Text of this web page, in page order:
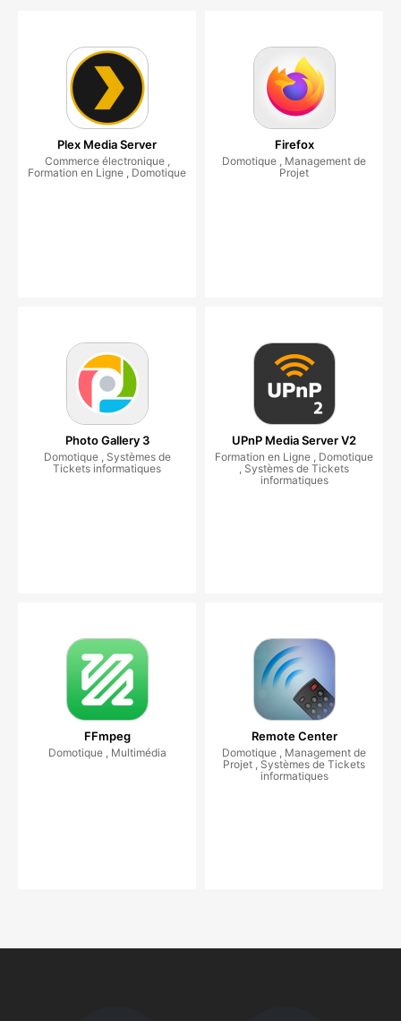
Plex Media Server
Commerce électronique ,
Formation en Ligne , Domotique
Firefox
Domotique , Management de
Projet
Photo Gallery 3
Domotique , Systèmes de
Tickets informatiques
UPnP Media Server V2
Formation en Ligne , Domotique
, Systèmes de Tickets
informatiques
FFmpeg
Domotique , Multimédia
Remote Center
Domotique , Management de
Projet , Systèmes de Tickets
informatiques